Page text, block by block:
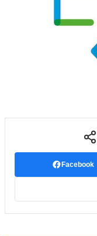
Facebook